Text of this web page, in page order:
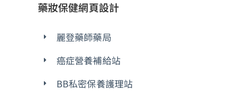
藥妝保健網頁設計
麗登藥師藥局
癌症營養補給站
BB私密保養護理站